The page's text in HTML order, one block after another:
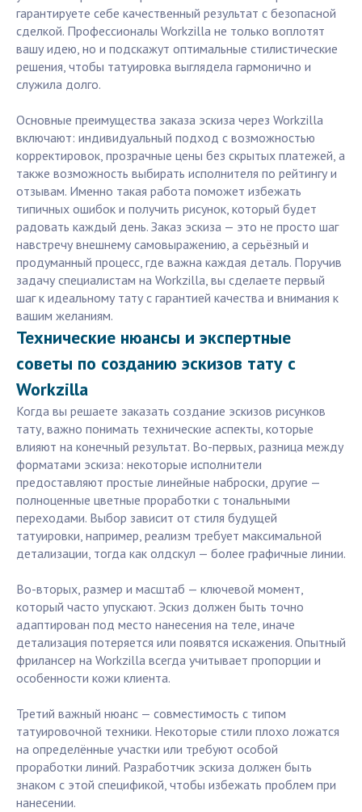
гарантируете себе качественный результат с безопасной
сделкой. Профессионалы Workzilla не только воплотят
вашу идею, но и подскажут оптимальные стилистические
решения, чтобы татуировка выглядела гармонично и
служила долго.
Основные преимущества заказа эскиза через Workzilla
включают: индивидуальный подход с возможностью
корректировок, прозрачные цены без скрытых платежей, а
также возможность выбирать исполнителя по рейтингу и
отзывам. Именно такая работа поможет избежать
типичных ошибок и получить рисунок, который будет
радовать каждый день. Заказ эскиза — это не просто шаг
навстречу внешнему самовыражению, а серьёзный и
продуманный процесс, где важна каждая деталь. Поручив
задачу специалистам на Workzilla, вы сделаете первый
шаг к идеальному тату с гарантией качества и внимания к
вашим желаниям.
Технические нюансы и экспертные
советы по созданию эскизов тату с
Workzilla
Когда вы решаете заказать создание эскизов рисунков
тату, важно понимать технические аспекты, которые
влияют на конечный результат. Во-первых, разница между
форматами эскиза: некоторые исполнители
предоставляют простые линейные наброски, другие —
полноценные цветные проработки с тональными
переходами. Выбор зависит от стиля будущей
татуировки, например, реализм требует максимальной
детализации, тогда как олдскул — более графичные линии.
Во-вторых, размер и масштаб — ключевой момент,
который часто упускают. Эскиз должен быть точно
адаптирован под место нанесения на теле, иначе
детализация потеряется или появятся искажения. Опытный
фрилансер на Workzilla всегда учитывает пропорции и
особенности кожи клиента.
Третий важный нюанс — совместимость с типом
татуировочной техники. Некоторые стили плохо ложатся
на определённые участки или требуют особой
проработки линий. Разработчик эскиза должен быть
знаком с этой спецификой, чтобы избежать проблем при
нанесении.